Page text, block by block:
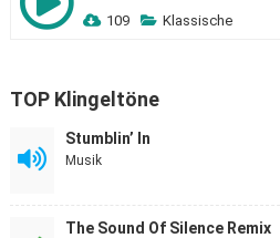
109 Klassische
TOP Klingeltöne
Stumblin’ In
Musik
The Sound Of Silence Remix